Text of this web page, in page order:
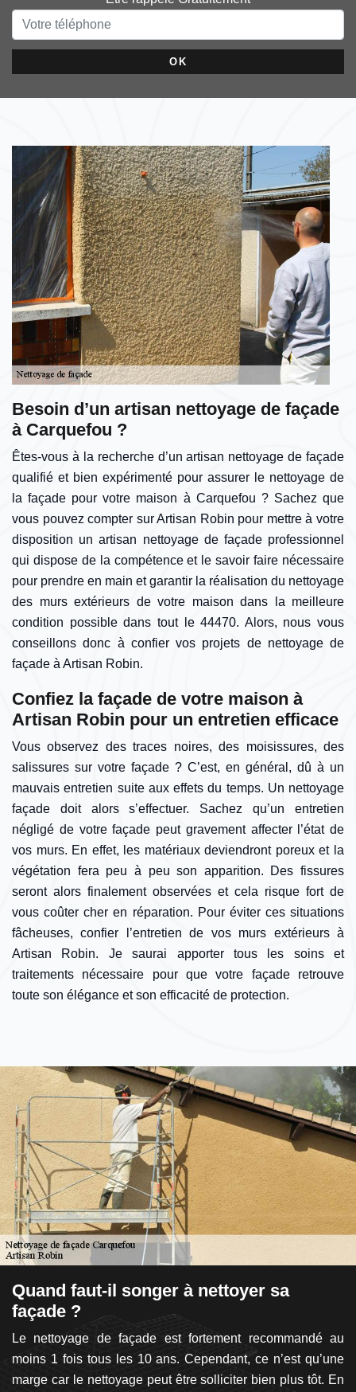
Besoin d’un artisan nettoyage de façade
à Carquefou ?
Êtes-vous à la recherche d’un artisan nettoyage de façade
qualifié et bien expérimenté pour assurer le nettoyage de
la façade pour votre maison à Carquefou ? Sachez que
vous pouvez compter sur Artisan Robin pour mettre à votre
disposition un artisan nettoyage de façade professionnel
qui dispose de la compétence et le savoir faire nécessaire
pour prendre en main et garantir la réalisation du nettoyage
des murs extérieurs de votre maison dans la meilleure
condition possible dans tout le 44470. Alors, nous vous
conseillons donc à confier vos projets de nettoyage de
façade à Artisan Robin.
Confiez la façade de votre maison à
Artisan Robin pour un entretien efficace
Vous observez des traces noires, des moisissures, des
salissures sur votre façade ? C’est, en général, dû à un
mauvais entretien suite aux effets du temps. Un nettoyage
façade doit alors s’effectuer. Sachez qu’un entretien
négligé de votre façade peut gravement affecter l’état de
vos murs. En effet, les matériaux deviendront poreux et la
végétation fera peu à peu son apparition. Des fissures
seront alors finalement observées et cela risque fort de
vous coûter cher en réparation. Pour éviter ces situations
fâcheuses, confier l’entretien de vos murs extérieurs à
Artisan Robin. Je saurai apporter tous les soins et
traitements nécessaire pour que votre façade retrouve
toute son élégance et son efficacité de protection.
Quand faut-il songer à nettoyer sa
façade ?
Le nettoyage de façade est fortement recommandé au
moins 1 fois tous les 10 ans. Cependant, ce n’est qu’une
marge car le nettoyage peut être solliciter bien plus tôt. En